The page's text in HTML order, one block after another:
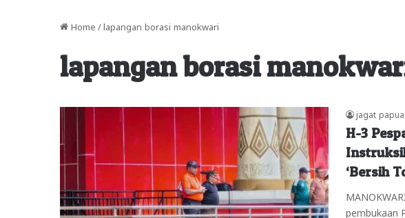
Home / lapangan borasi manokwari
lapangan borasi
jagat papua
H-3
‘Bersih
pembukaan